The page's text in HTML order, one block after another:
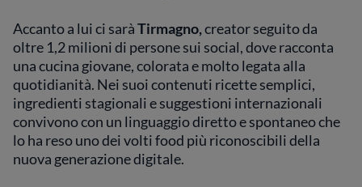
Accanto a lui ci saràTirmagno,creator seguito da
oltre 1,2 milioni di persone sui social, dove racconta
una cucina giovane, colorata e molto legata alla
quotidianità. Nei suoi contenuti ricette semplici,
ingredienti stagionali e suggestioni internazionali
convivono con un linguaggio diretto e spontaneo che
lo ha reso uno dei volti food più riconoscibili della
nuova generazione digitale.